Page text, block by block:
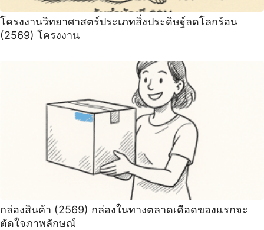
โครงงานวิทยาศาสตร์ประเภทสิ่งประดิษฐ์ลดโลกร้อน
(2569) โครงงาน
กล่องสินค้า (2569) กล่องในทางตลาดเดือดของแรกจะ
ตัดใจภาพลักษณ์